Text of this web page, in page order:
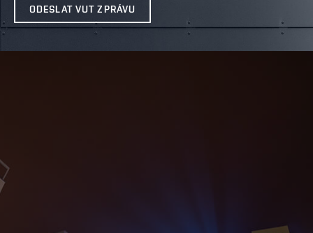
ODESLAT VUT ZPRÁVU